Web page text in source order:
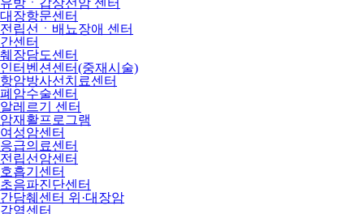
유방ㆍ갑상선암 센터
대장항문센터
전립선ㆍ배뇨장애 센터
간센터
췌장담도센터
인터벤션센터(중재시술)
항암방사선치료센터
폐암수술센터
알레르기 센터
암재활프로그램
여성암센터
응급의료센터
전립선암센터
호흡기센터
초음파진단센터
간담췌센터 위·대장암
감염센터